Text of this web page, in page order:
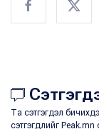
Та сэтгэгдэл
сэтгэгдлийг Peak.mn